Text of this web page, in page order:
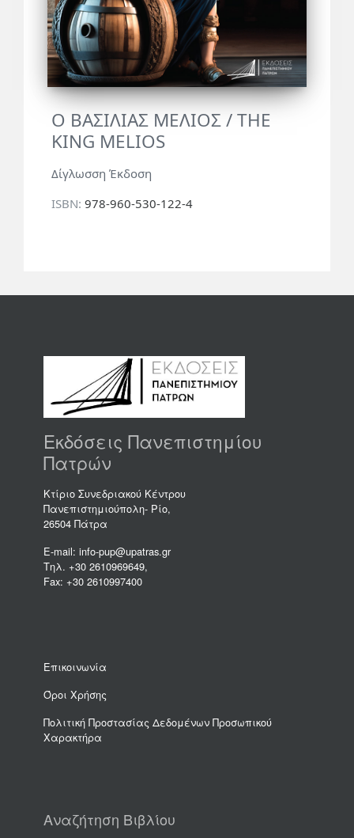
Ο ΒΑΣΙΛΙΑΣ ΜΕΛΙΟΣ / THE
KING MELIOS
Δίγλωσση Έκδοση
ISBN: 978-960-530-122-4
Εκδόσεις Πανεπιστημίου
Πατρών
Κτίριο Συνεδριακού Κέντρου
Πανεπιστημιούπολη- Ρίο,
26504 Πάτρα
E-mail: info-pup@upatras.gr
Τηλ. +30 2610969649,
Fax: +30 2610997400
Επικοινωνία
Όροι Χρήσης
Πολιτική Προστασίας Δεδομένων Προσωπικού
Χαρακτήρα
Αναζήτηση Βιβλίου